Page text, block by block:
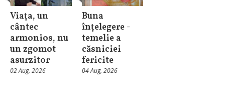
Viaţa, un
cântec
armonios, nu
un zgomot
asurzitor
02 Aug, 2026
Buna
înțelegere -
temelie a
căsniciei
fericite
04 Aug, 2026